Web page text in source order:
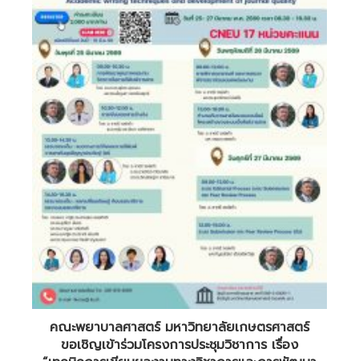
คณะพยาบาลศาสตร์ มหาวิทยาลัยเกษตรศาสตร์
ขอเชิญเข้าร่วมโครงการประชุมวิชาการ เรื่อง